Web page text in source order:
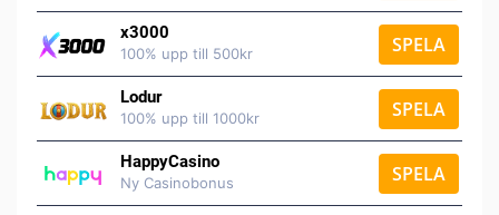
x3000
100% upp till 500kr SPELA
Lodur
100% upp till 1000kr SPELA
HappyCasino
Ny Casinobonus SPELA